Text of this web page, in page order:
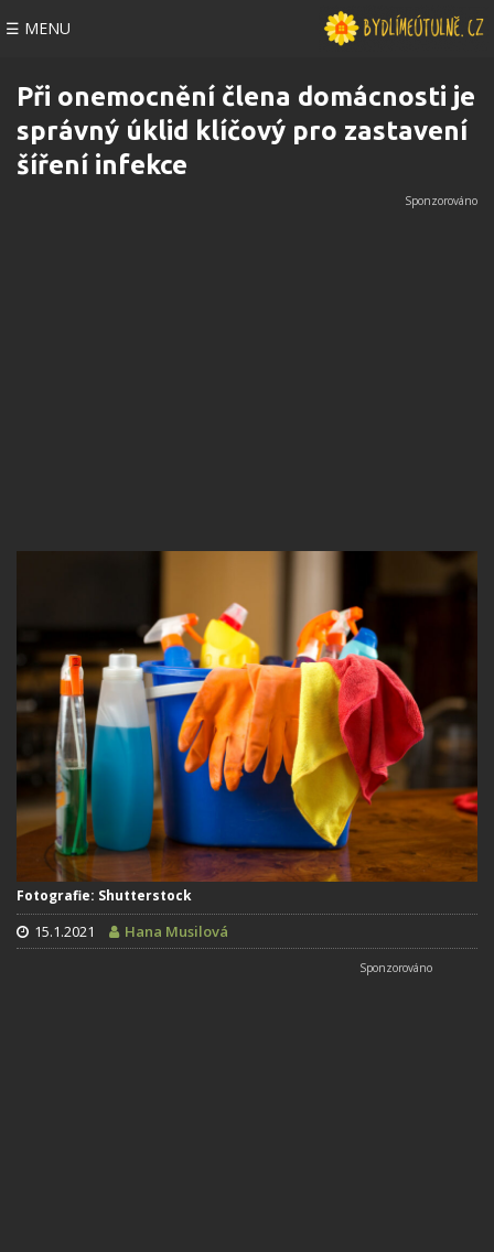
☰ MENU
Při onemocnění člena domácnosti je
správný úklid klíčový pro zastavení
šíření infekce
Fotografie: Shutterstock
15.1.2021 Hana Musilová